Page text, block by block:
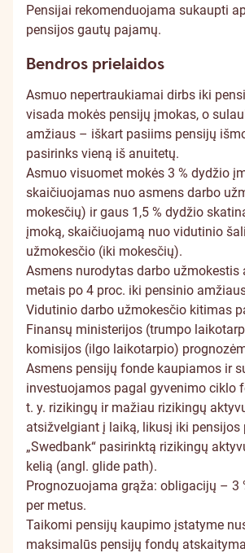
Pensijai rekomenduojama sukaupti
pensijos gautų pajamų.
Bendros prielaidos
Asmuo nepertraukiamai dirbs iki
visada mokės pensijų įmokas, o
amžiaus – iškart pasiims pensijų
pasirinks vieną iš anuitetų.
Asmuo visuomet mokės 3 % dydžio
skaičiuojamas nuo asmens darbo
mokesčių) ir gaus 1,5 % dydžio
įmoką, skaičiuojamą nuo vidutinio
užmokesčio (iki mokesčių).
Asmens nurodytas darbo užmokestis
metais po 4 proc. iki pensinio
Vidutinio darbo užmokesčio kitimas
Finansų ministerijos (trumpo
komisijos (ilgo laikotarpio)
Asmens pensijų fonde kaupiamos ir
investuojamos pagal gyvenimo ciklo
t. y. rizikingų ir mažiau rizikingų
atsižvelgiant į laiką, likusį iki pensijos
„Swedbank“ pasirinktą rizikingų
kelią (angl. glide path).
Prognozuojama grąža: obligacijų – 3
per metus.
Taikomi pensijų kaupimo įstatyme
maksimalūs pensijų fondų